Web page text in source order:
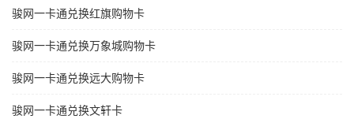
骏网一卡通兑换红旗购物卡
骏网一卡通兑换万象城购物卡
骏网一卡通兑换远大购物卡
骏网一卡通兑换文轩卡